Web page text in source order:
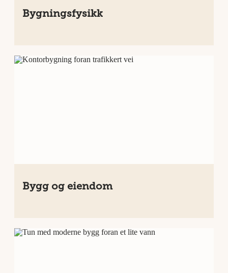
Bygningsfysikk
Bygg og eiendom